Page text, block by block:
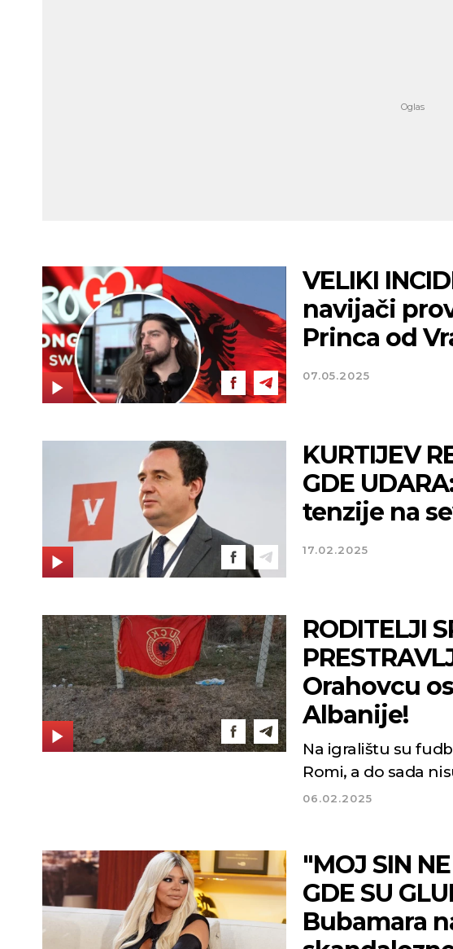
VELIKI
navijači
Princa od
07.05.2025
KURTIJEV
GDE
tenzije na
17.02.2025
RODITELJI
Orahovcu
Albanije!
Na igralištu su
Romi, a do sada
06.02.2025
"MOJ SIN
GDE SU
Bubamara